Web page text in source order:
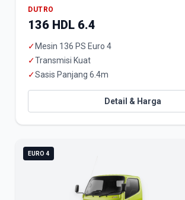
DUTRO
136 HDL 6.4
✓ Mesin 136 PS Euro 4
✓Transmisi Kuat
✓Sasis Panjang 6.4m
Detail & Harga
EURO 4